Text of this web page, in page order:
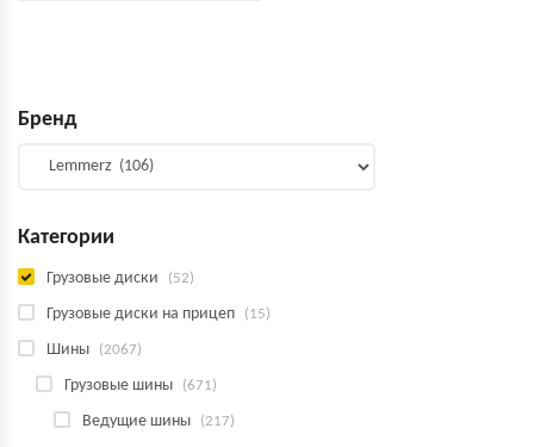
Бренд
Категории
Грузовые диски (52)
Грузовые диски на прицеп (15)
Шины (2067)
Грузовые шины (671)
Ведущие шины (217)